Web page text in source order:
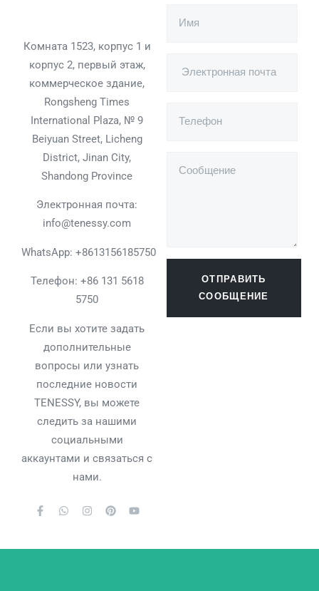
Комната 1523, корпус 1 и
корпус 2, первый этаж,
коммерческое здание,
Rongsheng Times
International Plaza, № 9
Beiyuan Street, Licheng
District, Jinan City,
Shandong Province
Электронная почта:
info@tenessy.com
WhatsApp: +8613156185750
Телефон: +86 131 5618
5750
Если вы хотите задать
дополнительные
вопросы или узнать
последние новости
TENESSY, вы можете
следить за нашими
социальными
аккаунтами и связаться с
нами.
ОТПРАВИТЬ
СООБЩЕНИЕ